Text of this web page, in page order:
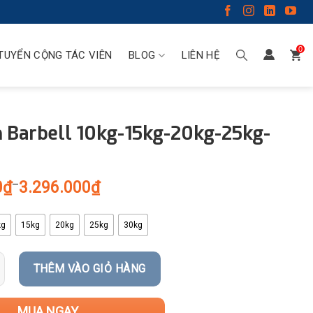
CỘNG TÁC VIÊN BLOG LIÊN HỆ 0
Barbell 10kg-15kg-20kg-25kg-
₫–3.296.000₫
15kg 20kg 25kg 30kg
THÊM VÀO GIỎ HÀNG